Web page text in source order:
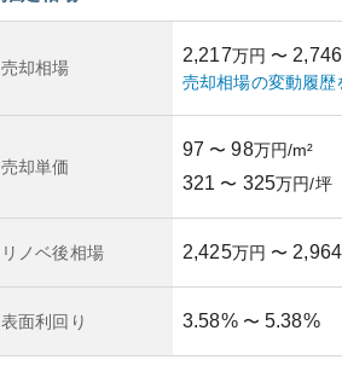
売却相場
2,217万円 〜 2,746
売却相場の変動履歴
売却単価
97 〜 98万円/m²
321 〜 325万円/坪
リノベ後相場 2,425万円 〜 2,964
表面利回り 3.58% 〜 5.38%